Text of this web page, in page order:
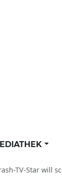
schwanger werden